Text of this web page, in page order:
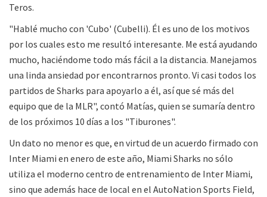
Teros.
"Hablé mucho con 'Cubo' (Cubelli). Él es uno de los motivos
por los cuales esto me resultó interesante. Me está ayudando
mucho, haciéndome todo más fácil a la distancia. Manejamos
una linda ansiedad por encontrarnos pronto. Vi casi todos los
partidos de Sharks para apoyarlo a él, así que sé más del
equipo que de la MLR", contó Matías, quien se sumaría dentro
de los próximos 10 días a los "Tiburones".
Un dato no menor es que, en virtud de un acuerdo firmado con
Inter Miami en enero de este año, Miami Sharks no sólo
utiliza el moderno centro de entrenamiento de Inter Miami,
sino que además hace de local en el AutoNation Sports Field,